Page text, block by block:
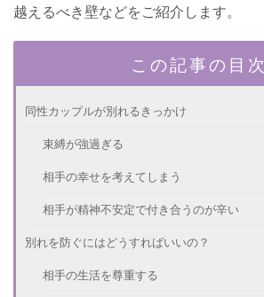
越えるべき壁などをご紹介します。
この記事の目次
同性カップルが別れるきっかけ
束縛が強過ぎる
相手の幸せを考えてしまう
相手が精神不安定で付き合うのが辛い
別れを防ぐにはどうすればいいの？
相手の生活を尊重する